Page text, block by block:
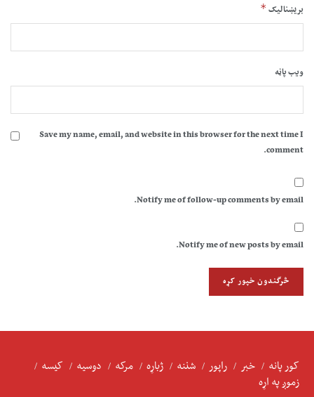
بریښنالیک*
ویب پاڼه
Save my name, email, and website in this browser for the next time I
comment.
Notify me of follow-up comments by email.
Notify me of new posts by email.
کور پانه خبر راپور شننه ژباړه مرکه دوسیه
کیسه
زموږ په اړه